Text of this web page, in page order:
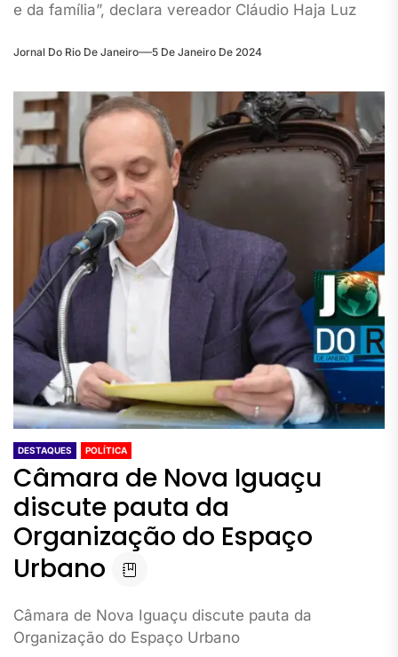
e da família”, declara vereador Cláudio Haja Luz
Jornal Do Rio De Janeiro 5 De Janeiro De 2024
DESTAQUES POLÍTICA
Câmara de Nova Iguaçu
discute pauta da
Organização do Espaço
Urbano
Câmara de Nova Iguaçu discute pauta da
Organização do Espaço Urbano